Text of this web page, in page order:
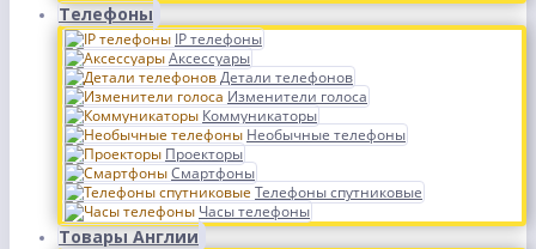
Телефоны
IP телефоны
Аксессуары
Детали телефонов
Изменители голоса
Коммуникаторы
Необычные телефоны
Проекторы
Смартфоны
Телефоны спутниковые
Часы телефоны
Товары Англии